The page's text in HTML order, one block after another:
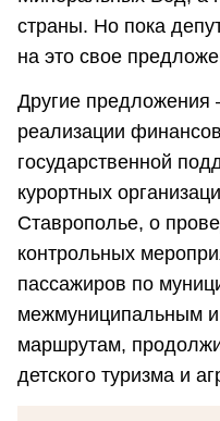
страны. Но пока
на это свое
Другие предложения
реализации
государственной
курортных
Ставрополье, о
контрольных
пассажиров по
межмуниципальным
маршрутам,
детского туризма и